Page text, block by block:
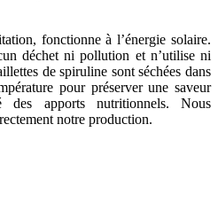
fonctionne à l’énergie solaire.
déchet ni pollution et n’utilise ni
de spiruline sont séchées dans
pour préserver une saveur
apports nutritionnels. Nous
notre production.